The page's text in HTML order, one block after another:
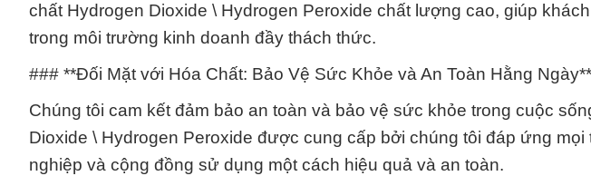
chất Hydrogen Dioxide \ Hydrogen Peroxide chất lượng cao, giúp
trong môi trường kinh doanh đầy thách thức.
### **Đối Mặt với Hóa Chất: Bảo Vệ Sức Khỏe và An Toàn Hằng Ngày**
Chúng tôi cam kết đảm bảo an toàn và bảo vệ sức khỏe trong cuộc
Dioxide \ Hydrogen Peroxide được cung cấp bởi chúng tôi đáp ứng
nghiệp và cộng đồng sử dụng một cách hiệu quả và an toàn.